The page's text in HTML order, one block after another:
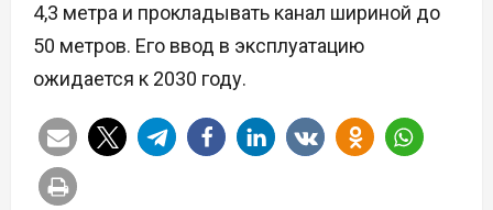
4,3 метра и прокладывать канал шириной до
50 метров. Его ввод в эксплуатацию
ожидается к 2030 году.